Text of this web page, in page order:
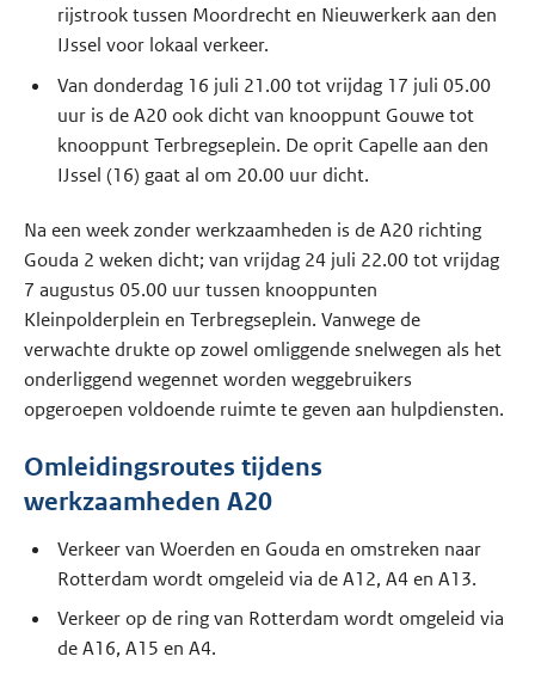
rijstrook tussen Moordrecht en Nieuwerkerk aan den
IJssel voor lokaal verkeer.
Van donderdag 16 juli 21.00 tot vrijdag 17 juli 05.00
uur is de A20 ook dicht van knooppunt Gouwe tot
knooppunt Terbregseplein. De oprit Capelle aan den
IJssel (16) gaat al om 20.00 uur dicht.
Na een week zonder werkzaamheden is de A20 richting
Gouda 2 weken dicht; van vrijdag 24 juli 22.00 tot vrijdag
7 augustus 05.00 uur tussen knooppunten
Kleinpolderplein en Terbregseplein. Vanwege de
verwachte drukte op zowel omliggende snelwegen als het
onderliggend wegennet worden weggebruikers
opgeroepen voldoende ruimte te geven aan hulpdiensten.
Omleidingsroutes tijdens
werkzaamheden A20
Verkeer van Woerden en Gouda en omstreken naar
Rotterdam wordt omgeleid via de A12, A4 en A13.
Verkeer op de ring van Rotterdam wordt omgeleid via
de A16, A15 en A4.